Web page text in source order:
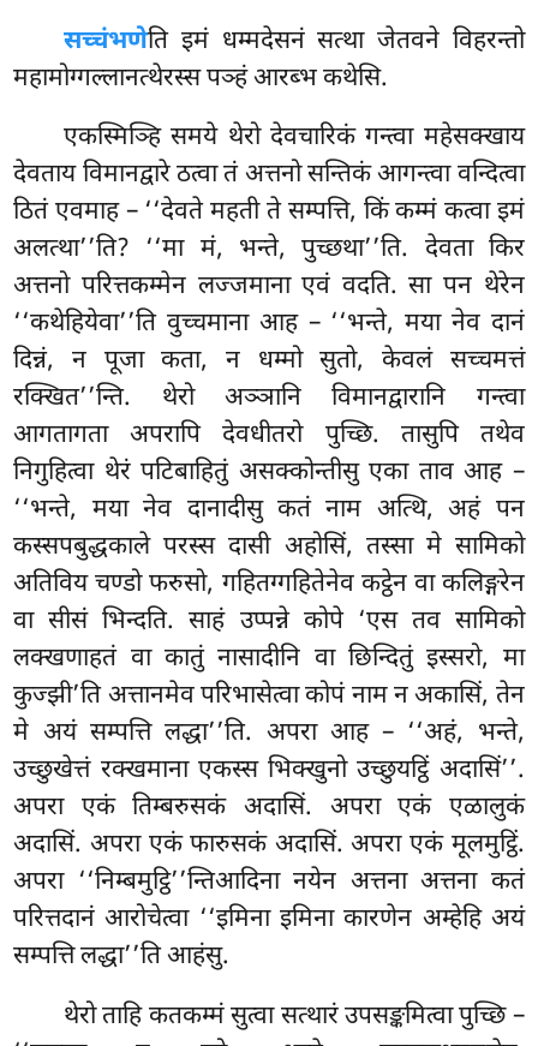
सच्चंभणेति इमं धम्मदेसनं सत्था जेतवने विहरन्तो
महामोग्गल्लानत्थेरस्स पञ्हं आरब्भ कथेसि.
एकस्मिञ्हि समये थेरो देवचारिकं गन्त्वा महेसक्खाय
देवताय विमानद्वारे ठत्वा तं अत्तनो सन्तिकं आगन्त्वा वन्दित्वा
ठितं एवमाह – ‘‘देवते महती ते सम्पत्ति, किं कम्मं कत्वा इमं
अलत्था’’ति? ‘‘मा मं, भन्ते, पुच्छथा’’ति. देवता किर
अत्तनो परित्तकम्मेन लज्जमाना एवं वदति. सा पन थेरेन
‘‘कथेहियेवा’’ति वुच्चमाना आह – ‘‘भन्ते, मया नेव दानं
दिन्नं, न पूजा कता, न धम्मो सुतो, केवलं सच्चमत्तं
रक्खित’’न्ति. थेरो अञ्ञानि विमानद्वारानि गन्त्वा
आगतागता अपरापि देवधीतरो पुच्छि. तासुपि तथेव
निगुहित्वा थेरं पटिबाहितुं असक्कोन्तीसु एका ताव आह –
‘‘भन्ते, मया नेव दानादीसु कतं नाम अत्थि, अहं पन
कस्सपबुद्धकाले परस्स दासी अहोसिं, तस्सा मे सामिको
अतिविय चण्डो फरुसो, गहितग्गहितेनेव कट्ठेन वा कलिङ्गरेन
वा सीसं भिन्दति. साहं उप्पन्ने कोपे ‘एस तव सामिको
लक्खणाहतं वा कातुं नासादीनि वा छिन्दितुं इस्सरो, मा
कुज्झी’ति अत्तानमेव परिभासेत्वा कोपं नाम न अकासिं, तेन
मे अयं सम्पत्ति लद्धा’’ति. अपरा आह – ‘‘अहं, भन्ते,
उच्छुखेत्तं रक्खमाना एकस्स भिक्खुनो उच्छुयट्ठिं अदासिं’’.
अपरा एकं तिम्बरुसकं अदासिं. अपरा एकं एळालुकं
अदासिं. अपरा एकं फारुसकं अदासिं. अपरा एकं मूलमुट्ठिं.
अपरा ‘‘निम्बमुट्ठि’’न्तिआदिना नयेन अत्तना अत्तना कतं
परित्तदानं आरोचेत्वा ‘‘इमिना इमिना कारणेन अम्हेहि अयं
सम्पत्ति लद्धा’’ति आहंसु.
थेरो ताहि कतकम्मं सुत्वा सत्थारं उपसङ्कमित्वा पुच्छि –